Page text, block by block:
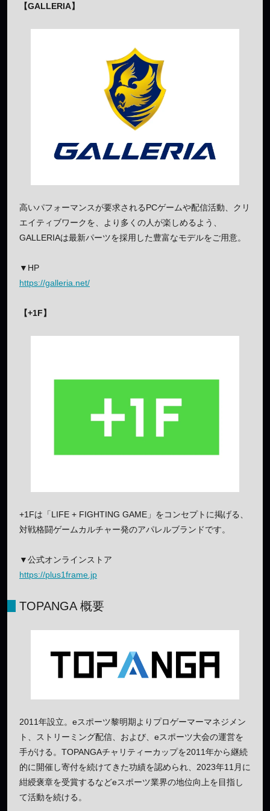
【GALLERIA】
高いパフォーマンスが要求されるPCゲームや配信活動、クリ
エイティブワークを、より多くの人が楽しめるよう、
GALLERIAは最新パーツを採用した豊富なモデルをご用意。
▼HP
https://galleria.net/
【+1F】
+1Fは「LIFE + FIGHTING GAME」をコンセプトに掲げる、
対戦格闘ゲームカルチャー発のアパレルブランドです。
▼公式オンラインストア
https://plus1frame.jp
TOPANGA 概要
2011年設立。eスポーツ黎明期よりプロゲーマーマネジメン
ト、ストリーミング配信、および、eスポーツ大会の運営を
手がける。TOPANGAチャリティーカップを2011年から継続
的に開催し寄付を続けてきた功績を認められ、2023年11月に
紺綬褒章を受賞するなどeスポーツ業界の地位向上を目指し
て活動を続ける。